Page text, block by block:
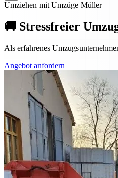
Umziehen mit Umzüge Müller
🚚 Stressfreier
Als erfahrenes
Angebot anfordern